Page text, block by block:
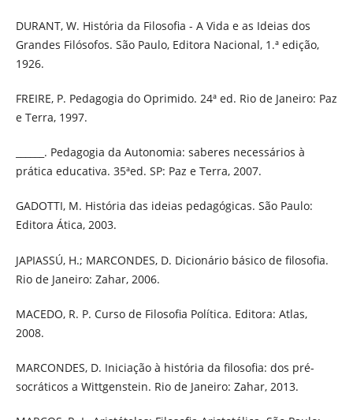
DURANT, W. História da Filosofia - A Vida e as Ideias dos
Grandes Filósofos. São Paulo, Editora Nacional, 1.ª edição,
1926.
FREIRE, P. Pedagogia do Oprimido. 24ª ed. Rio de Janeiro: Paz
e Terra, 1997.
______. Pedagogia da Autonomia: saberes necessários à
prática educativa. 35ªed. SP: Paz e Terra, 2007.
GADOTTI, M. História das ideias pedagógicas. São Paulo:
Editora Ática, 2003.
JAPIASSÚ, H.; MARCONDES, D. Dicionário básico de filosofia.
Rio de Janeiro: Zahar, 2006.
MACEDO, R. P. Curso de Filosofia Política. Editora: Atlas,
2008.
MARCONDES, D. Iniciação à história da filosofia: dos pré-
socráticos a Wittgenstein. Rio de Janeiro: Zahar, 2013.